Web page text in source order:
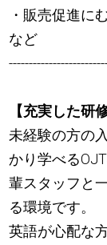
・販売促進に
など
【充実した研
未経験の方の
かり学べる
輩スタッフと
る環境です。
英語が心配な